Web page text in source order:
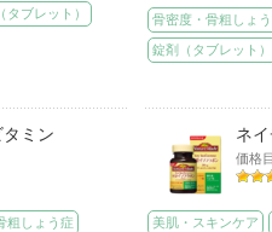
タブレット） 骨密度・骨粗しょ
錠剤（タブレット）
ミン
粗しょう症
ネ
価格
美肌・スキンケア